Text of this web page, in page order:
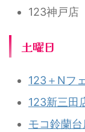
123神戸店
土曜日
123＋Nフ
123新三田
モコ鈴蘭台